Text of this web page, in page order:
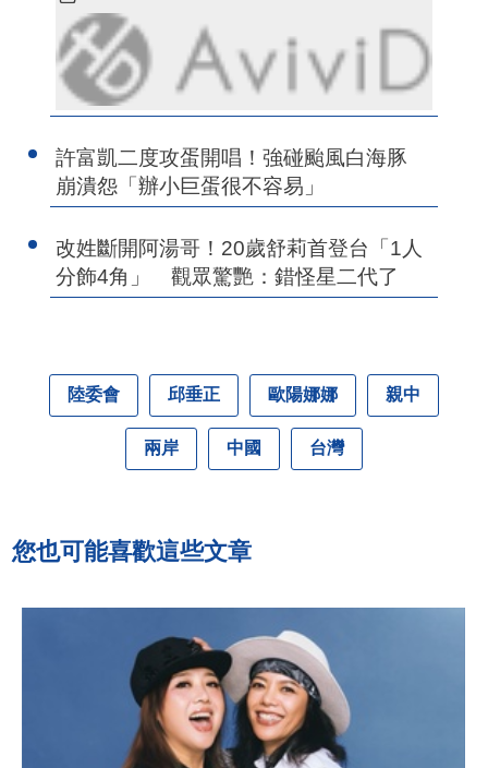
許富凱二度攻蛋開唱！強碰颱風白海豚
崩潰怨「辦小巨蛋很不容易」
改姓斷開阿湯哥！20歲舒莉首登台「1人
分飾4角」 觀眾驚艷：錯怪星二代了
陸委會 邱垂正 歐陽娜娜 親中
兩岸 中國 台灣
您也可能喜歡這些文章